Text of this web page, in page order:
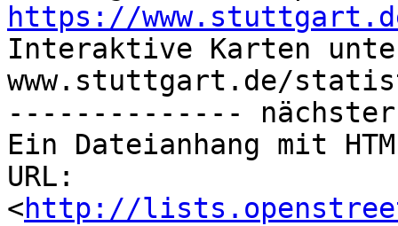
https://
Interaktive Karten
www.stuttgart.de/
--------------
Ein Dateianhang mit
URL:
<http://